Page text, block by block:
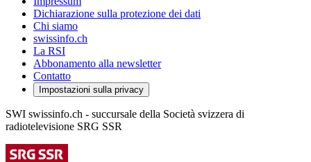
Dichiarazione sulla protezione dei dati
Chi siamo
swissinfo.ch
La RSI
Abbonamento alla newsletter
Contatto
Impostazioni sulla privacy
SWI swissinfo.ch - succursale della Società svizzera di
radiotelevisione SRG SSR